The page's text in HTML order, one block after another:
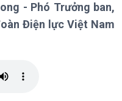
nghiệp & Biển đảo
đảo Việt Nam
- Phó Trưởng ban,
Điện lực Việt Nam